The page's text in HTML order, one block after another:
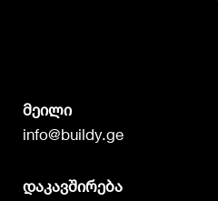
მეილი
info@buildy.ge
დაკავშირება